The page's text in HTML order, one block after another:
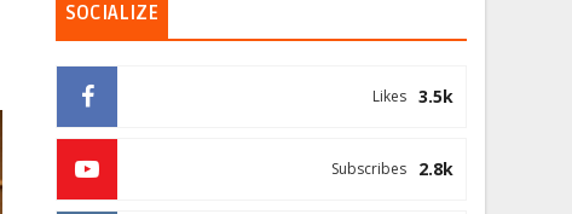
SOCIALIZE
3.5k
Likes
2.8k
Subscribes